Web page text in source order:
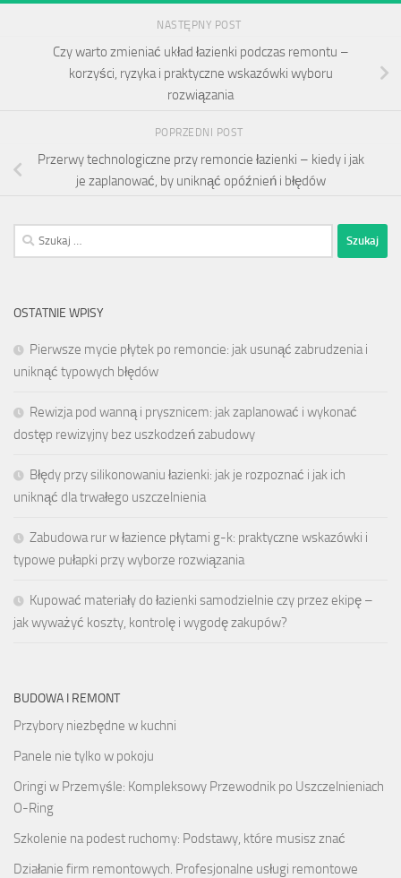
NASTĘPNY POST
Czy warto zmieniać układ łazienki podczas remontu –
korzyści, ryzyka i praktyczne wskazówki wyboru
rozwiązania
POPRZEDNI POST
Przerwy technologiczne przy remoncie łazienki – kiedy i jak
je zaplanować, by uniknąć opóźnień i błędów
Szukaj:
OSTATNIE WPISY
Pierwsze mycie płytek po remoncie: jak usunąć zabrudzenia i
uniknąć typowych błędów
Rewizja pod wanną i prysznicem: jak zaplanować i wykonać
dostęp rewizyjny bez uszkodzeń zabudowy
Błędy przy silikonowaniu łazienki: jak je rozpoznać i jak ich
uniknąć dla trwałego uszczelnienia
Zabudowa rur w łazience płytami g-k: praktyczne wskazówki i
typowe pułapki przy wyborze rozwiązania
Kupować materiały do łazienki samodzielnie czy przez ekipę –
jak wyważyć koszty, kontrolę i wygodę zakupów?
BUDOWA I REMONT
Przybory niezbędne w kuchni
Panele nie tylko w pokoju
Oringi w Przemyśle: Kompleksowy Przewodnik po Uszczelnieniach
O-Ring
Szkolenie na podest ruchomy: Podstawy, które musisz znać
Działanie firm remontowych. Profesjonalne usługi remontowe